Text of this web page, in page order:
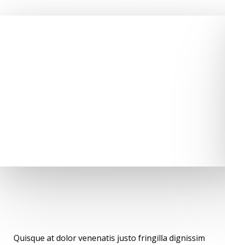
Quisque at dolor venenatis justo fringilla dignissim